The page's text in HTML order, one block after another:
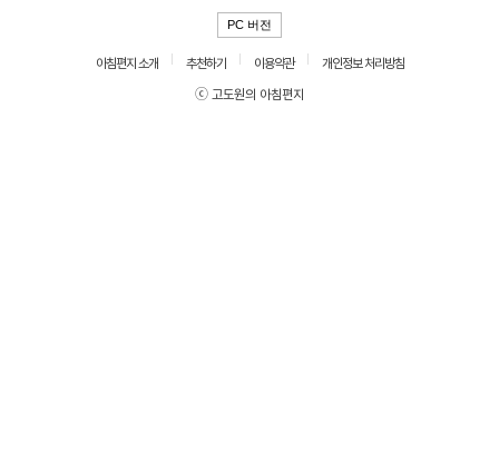
PC 버전
아침편지 소개 추천하기 이용약관
개인정보 처리방침
ⓒ 고도원의 아침편지